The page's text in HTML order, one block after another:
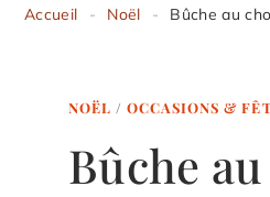
Accueil - Noël - Bûche au
NOËL /OCCASIONS &
Bûche